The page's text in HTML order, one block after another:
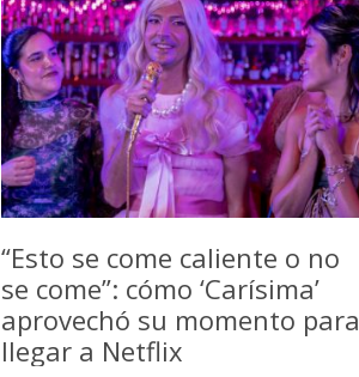
“Esto se come caliente o no
se come”: cómo ‘Carísima’
aprovechó su momento para
llegar a Netflix